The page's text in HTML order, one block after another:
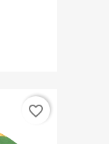
favorite_border